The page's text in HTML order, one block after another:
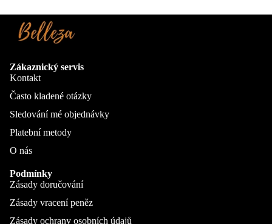
Zákaznický servis
Kontakt
Často kladené otázky
Sledování mé objednávky
Platební metody
O nás
Podmínky
Zásady doručování
Zásady vracení peněz
Zásady ochrany osobních údajů